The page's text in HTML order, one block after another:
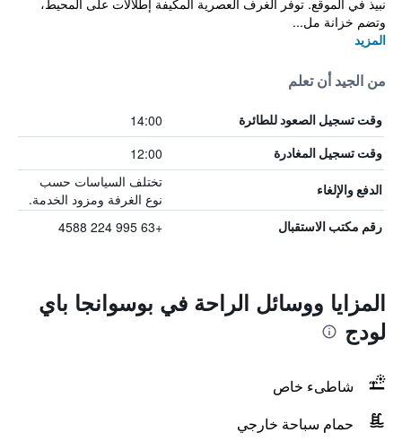
نبيذ في الموقع. توفر الغرف العصرية المكيفة إطلالات على المحيط،
وتضم خزانة مل...
المزيد
من الجيد أن تعلم
وقت تسجيل الصعود للطائرة 14:00
وقت تسجيل المغادرة 12:00
الدفع والإلغاء
تختلف السياسات حسب
نوع الغرفة ومزود الخدمة.
رقم مكتب الاستقبال +63 995 224 4588
المزايا ووسائل الراحة في بوسوانجا باي
لودج
شاطىء خاص
حمام سباحة خارجي